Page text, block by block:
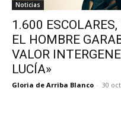
Noticias
1.600
EL HOMBRE
VALOR
LUCÍA»
Gloria de Arriba Blanco - 30